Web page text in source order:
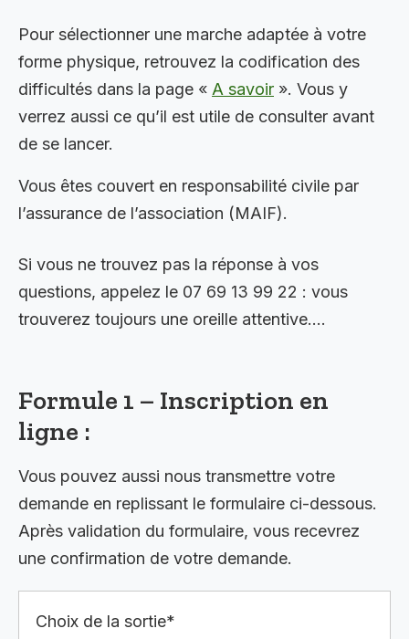
Pour sélectionner une marche adaptée à votre
forme physique, retrouvez la codification des
difficultés dans la page « A savoir ». Vous y
verrez aussi ce qu’il est utile de consulter avant
de se lancer.
Vous êtes couvert en responsabilité civile par
l’assurance de l’association (MAIF).
Si vous ne trouvez pas la réponse à vos
questions, appelez le 07 69 13 99 22 : vous
trouverez toujours une oreille attentive….
Formule 1 – Inscription en
ligne :
Vous pouvez aussi nous transmettre votre
demande en replissant le formulaire ci-dessous.
Après validation du formulaire, vous recevrez
une confirmation de votre demande.
Choix de la sortie*